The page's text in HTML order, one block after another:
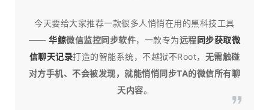
今天要给大家推荐一款很多人悄悄在用的黑科技工具
——华鲸微信监控同步软件，一款专为远程同步获取微
信聊天记录打造的智能系统，不越狱不Root， 无需触碰
对方手机、不会被发现，就能悄悄同步TA的微信所有聊
天内容。